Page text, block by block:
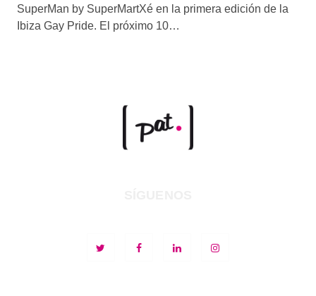
SuperMan by SuperMartXé en la primera edición de la
Ibiza Gay Pride. El próximo 10…